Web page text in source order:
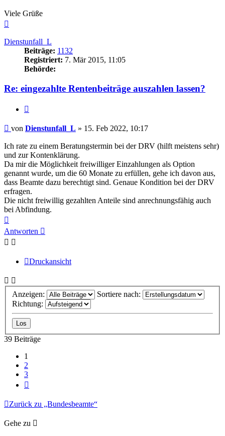
Viele Grüße
Dienstunfall_L
Beiträge: 1132
Registriert: 7. Mär 2015, 11:05
Behörde:
Re: eingezahlte Rentenbeiträge auszahlen lassen?
Beitrag
von Dienstunfall_L » 15. Feb 2022, 10:17
Ich rate zu einem Beratungstermin bei der DRV (hilft meistens sehr)
und zur Kontenklärung.
Da mir die Möglichkeit freiwilliger Einzahlungen als Option
genannt wurde, um die 60 Monate zu erfüllen, gehe ich davon aus,
dass Beamte dazu berechtigt sind. Genaue Kondition bei der DRV
erfragen.
Die nicht freiwillig gezahlten Anteile sind anrechnungsfähig auch
bei Abfindung.
oben
Antworten
Druckansicht
Anzeigen:
Sortiere nach:
Richtung:
39 Beiträge
1
2
3
Zurück zu „Bundesbeamte“
Gehe zu